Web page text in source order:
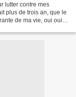
lutter contre mes
plus de trois an, que le
de ma vie, oui oui